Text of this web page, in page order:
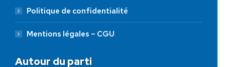
Politique de confidentialité
Mentions légales – CGU
Autour du parti